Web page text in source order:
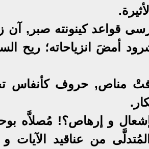
قواعد كينونته صبر, آن
أمضَ انزياحاته؛ ريح
مناص, حروف كأنفاس
و إرهاص؟! مُصلاَّه
من عناقيد الآيات